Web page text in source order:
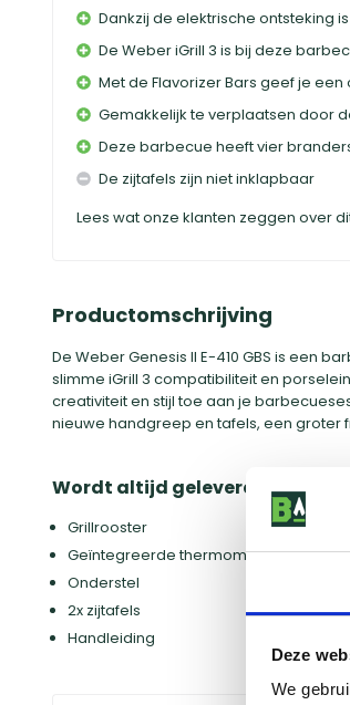
Deze
We
Dankzij de elektrische ontsteking
De Weber iGrill 3 is bij deze
Met de Flavorizer Bars geef je
Gemakkelijk te verplaatsen door
Deze barbecue heeft vier
De zijtafels zijn niet inklapbaar
Lees wat onze klanten zeggen over
Productomschrijving
De Weber Genesis II E-410 GBS is een
slimme iGrill 3 compatibiliteit en
creativiteit en stijl toe aan je
nieuwe handgreep en tafels, een groter
Wordt altijd geleverd met:
Grillrooster
Geïntegreerde thermometer
Onderstel
2x zijtafels
Handleiding